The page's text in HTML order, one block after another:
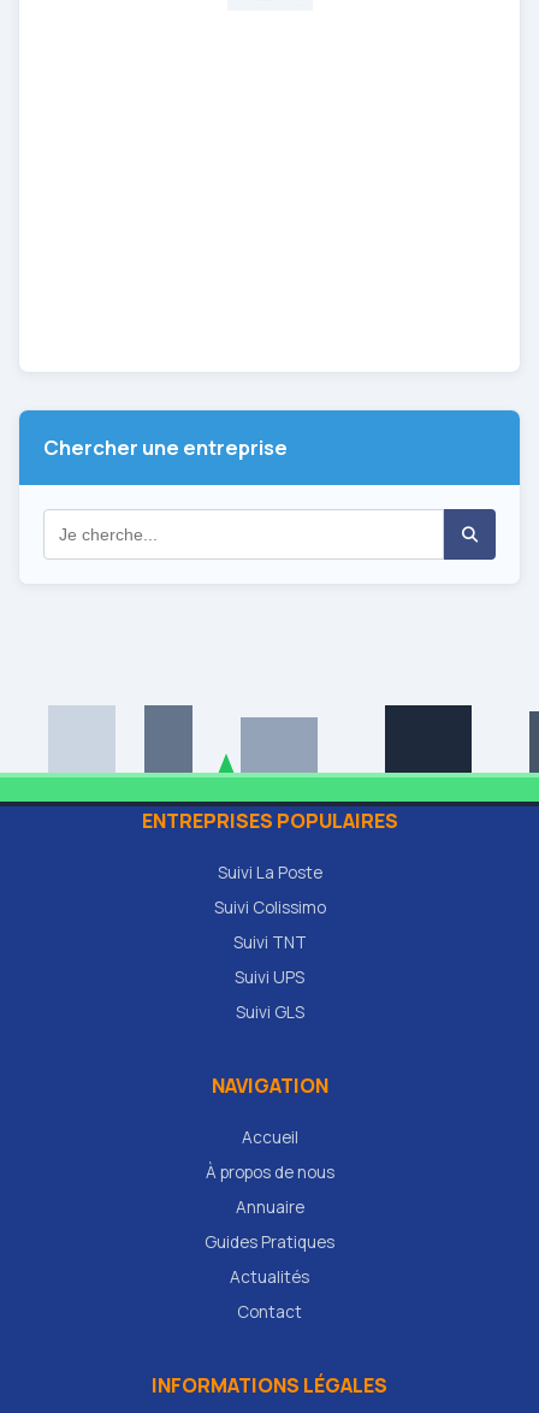
Chercher une entreprise
ENTREPRISES POPULAIRES
Suivi La Poste
Suivi Colissimo
Suivi TNT
Suivi UPS
Suivi GLS
NAVIGATION
Accueil
À propos de nous
Annuaire
Guides Pratiques
Actualités
Contact
INFORMATIONS LÉGALES